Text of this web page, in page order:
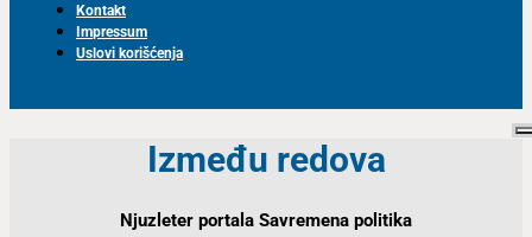
Kontakt
Impressum
Uslovi korišćenja
Između redova
Njuzleter portala Savremena politika